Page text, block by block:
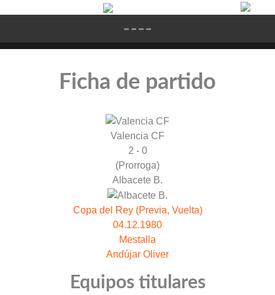
Ficha de partido
Valencia CF
2 - 0
(Prorroga)
Albacete B.
Copa del Rey (Previa, Vuelta)
04.12.1980
Mestalla
Andújar Oliver
Equipos titulares